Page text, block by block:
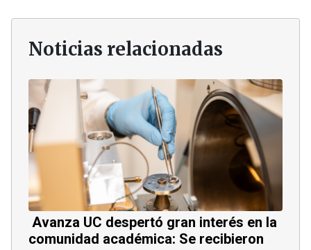
Noticias relacionadas
Avanza UC despertó gran interés en la
comunidad académica: Se recibieron